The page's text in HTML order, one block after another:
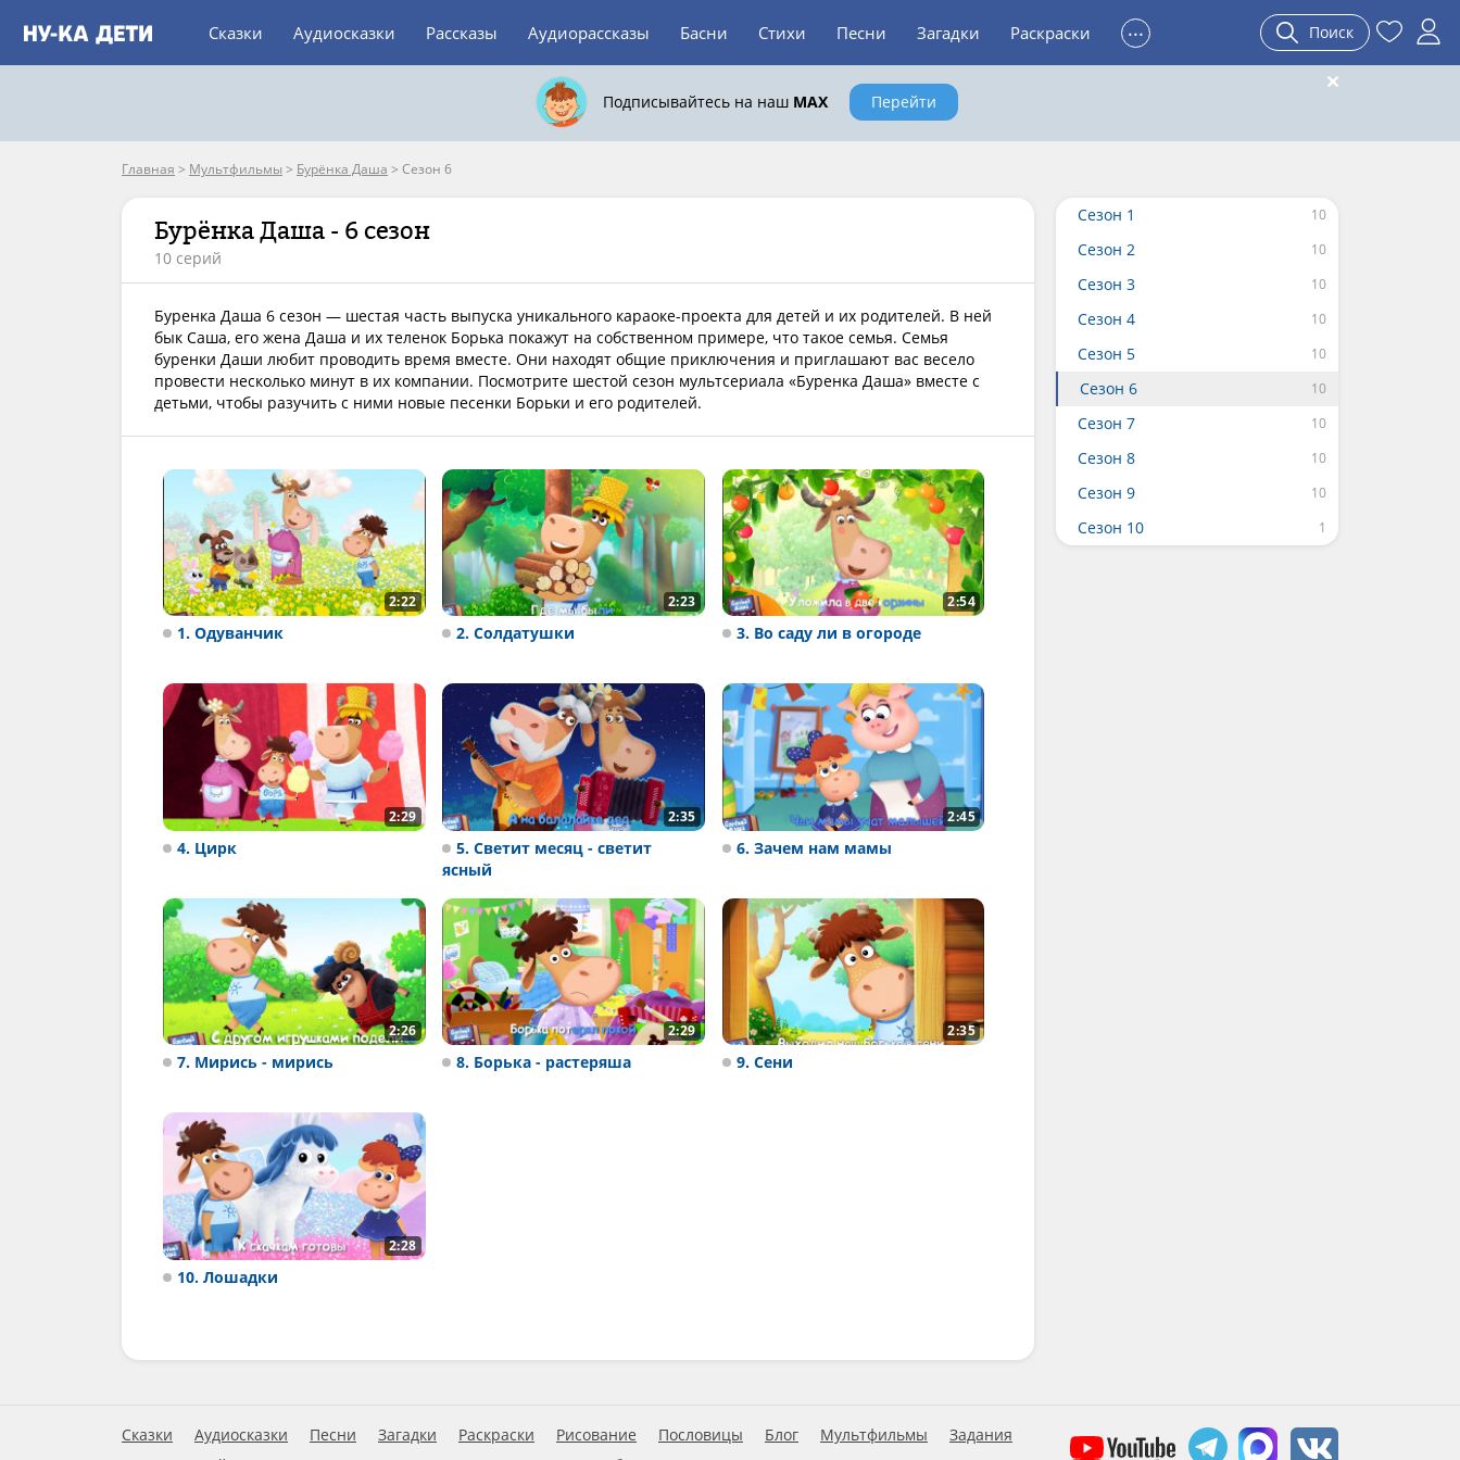
Сказки Аудиосказки Рассказы Аудиорассказы Басни Стихи Песни Загадки Раскраски ... Поиск
Подписывайтесь на наш MAX Перейти
Главная > Мультфильмы > Бурёнка Даша > Сезон 6
Бурёнка Даша - 6 сезон
10 серий
Буренка Даша 6 сезон — шестая часть выпуска уникального караоке-проекта для детей и их родителей. В ней
бык Саша, его жена Даша и их теленок Борька покажут на собственном примере, что такое семья. Семья
буренки Даши любит проводить время вместе. Они находят общие приключения и приглашают вас весело
провести несколько минут в их компании. Посмотрите шестой сезон мультсериала «Буренка Даша» вместе с
детьми, чтобы разучить с ними новые песенки Борьки и его родителей.
2:22
1. Одуванчик
2:23
2. Солдатушки
2:54
3. Во саду ли в огороде
2:29
4. Цирк
2:35
5. Светит месяц - светит
ясный
2:45
6. Зачем нам мамы
2:26
7. Мирись - мирись
2:29
8. Борька - растеряша
2:35
9. Сени
2:28
10. Лошадки
Сезон 1
Сезон 2
Сезон 3
Сезон 4
Сезон 5
Сезон 6
Сезон 7
Сезон 8
Сезон 9
Сезон 10
Сказки Аудиосказки Песни Загадки Раскраски Рисование Пословицы Блог Мультфильмы
Задания